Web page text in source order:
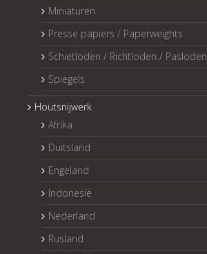
Miniaturen
Presse papiers / Paperweights
Schietloden / Richtloden / Pasloden
Spiegels
Houtsnijwerk
Afrika
Duitsland
Engeland
Indonesië
Nederland
Rusland